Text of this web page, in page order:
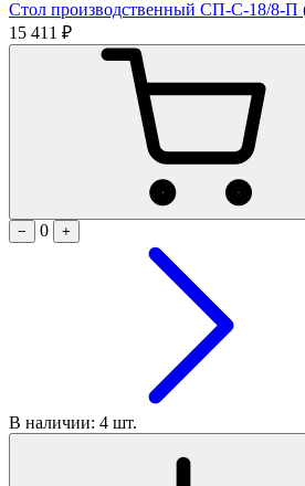
Стол производственный СП-С-18/8-П
15 411 ₽
−
0 +
В наличии: 4 шт.